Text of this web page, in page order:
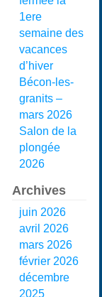
1ere
semaine des
vacances
d’hiver
Bécon-les-
granits –
mars 2026
Salon de la
plongée
2026
Archives
juin 2026
avril 2026
mars 2026
février 2026
décembre
2025